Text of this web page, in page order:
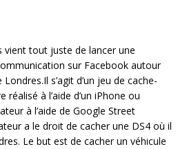
vient tout juste de lancer une
sur Facebook autour
s’agit d’un jeu de cache-
à l’aide d’un iPhone ou
à l’aide de Google Street
a le droit de cacher une DS4 où il
Le but est de cacher un véhicule